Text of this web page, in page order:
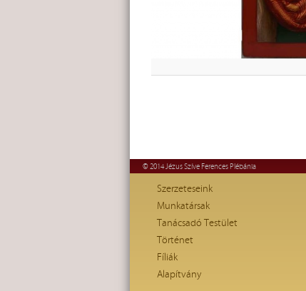
© 2014 Jézus Szíve Ferences Plébánia
Szerzeteseink
Munkatársak
Tanácsadó Testület
Történet
Fíliák
Alapítvány